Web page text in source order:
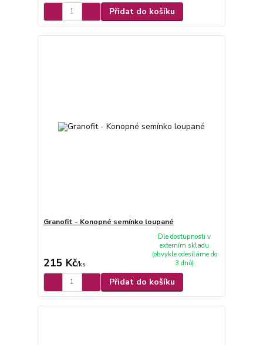
Přidat do košíku
Granofit - Konopné semínko loupané
215 Kč/ks
Dle dostupnosti v
externím skladu
(obvykle odesíláme do
3 dnů)
Přidat do košíku